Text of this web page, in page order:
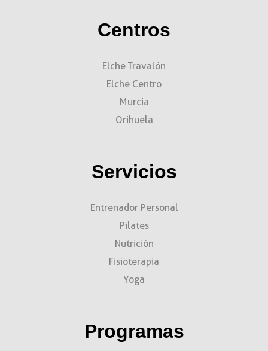
Centros
Elche Travalón
Elche Centro
Murcia
Orihuela
Servicios
Entrenador Personal
Pilates
Nutrición
Fisioterapia
Yoga
Programas